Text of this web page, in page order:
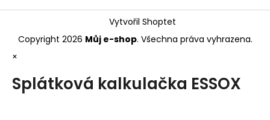
Vytvořil Shoptet
Copyright 2026 Můj e-shop. Všechna práva vyhrazena.
×
Splátková kalkulačka ESSOX